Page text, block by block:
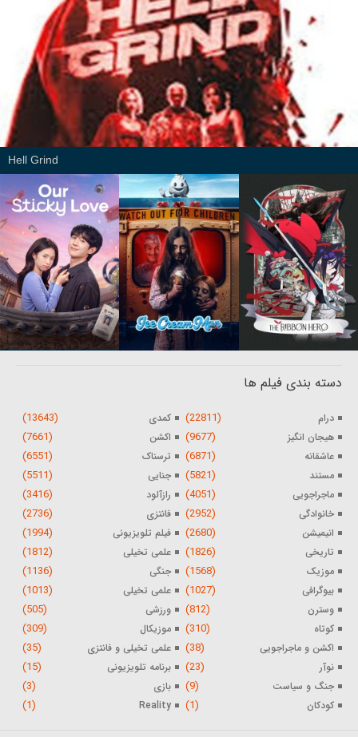
Hell Grind
دسته بندی فیلم ها
درام (22811) کمدی (13643)
هیجان انگیز (9677) اکشن (7661)
عاشقانه (6871) ترسناک (6551)
مستند (5821) جنایی (5511)
ماجراجویی (4051) رازآلود (3416)
خانوادگی (2952) فانتزی (2736)
انیمیشن (2680) فیلم تلویزیونی (1994)
تاریخی (1826) علمی تخیلی (1812)
موزیک (1568) جنگی (1136)
بیوگرافی (1027) علمی تخیلی (1013)
وسترن (812) ورزشی (505)
کوتاه (310) موزیکال (309)
اکشن و ماجراجویی (38) علمی تخیلی و فانتزی (35)
نوآر (23) برنامه تلویزیونی (15)
جنگ و سیاست (9) بازی (3)
کودکان (1)
Reality
(1)